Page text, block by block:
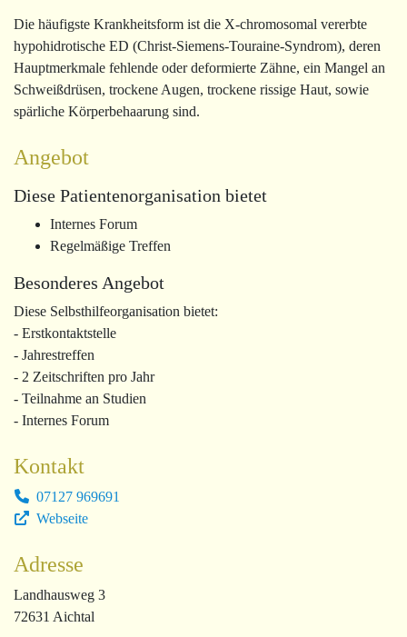
Die häufigste Krankheitsform ist die X-chromosomal vererbte
hypohidrotische ED (Christ-Siemens-Touraine-Syndrom), deren
Hauptmerkmale fehlende oder deformierte Zähne, ein Mangel an
Schweißdrüsen, trockene Augen, trockene rissige Haut, sowie
spärliche Körperbehaarung sind.
Angebot
Diese Patientenorganisation bietet
Internes Forum
Regelmäßige Treffen
Besonderes Angebot
Diese Selbsthilfeorganisation bietet:
- Erstkontaktstelle
- Jahrestreffen
- 2 Zeitschriften pro Jahr
- Teilnahme an Studien
- Internes Forum
Kontakt
07127 969691
Webseite
Adresse
Landhausweg 3
72631 Aichtal